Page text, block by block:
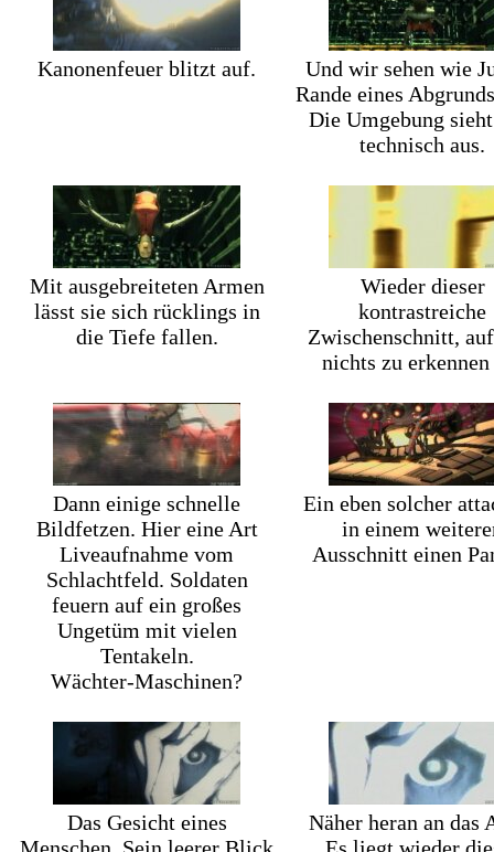
Kanonenfeuer blitzt auf.
Und wir sehen wie
Rande eines
Die Umgebung
technisch aus.
Mit ausgebreiteten Armen
lässt sie sich rücklings in
die Tiefe fallen.
Wieder dieser
kontrastreiche
Zwischenschnitt,
nichts zu
Dann einige schnelle
Bildfetzen. Hier eine Art
Liveaufnahme vom
Schlachtfeld. Soldaten
feuern auf ein großes
Ungetüm mit vielen
Tentakeln.
Wächter-Maschinen?
Ein eben solcher
in einem
Ausschnitt einen
Das Gesicht eines
Näher heran an das